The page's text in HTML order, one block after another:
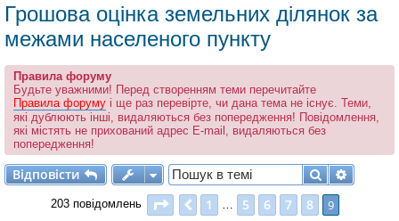
Грошова оцінка земельних ділянок за
межами населеного пункту
Правила форуму
Будьте уважними! Перед створенням теми перечитайте
Правила форуму і ще раз перевірте, чи дана тема не існує. Теми,
які дублюють інші, видаляються без попередження! Повідомлення,
які містять не прихований адрес E-mail, видаляються без
попередження!
Відповісти
Відповісти Пошук
203 повідомлень Сторінка з
Поперед.
1 … 5 6 7 8 9